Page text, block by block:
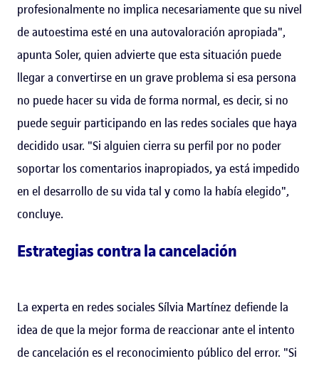
profesionalmente no implica necesariamente que su nivel
de autoestima esté en una autovaloración apropiada",
apunta Soler, quien advierte que esta situación puede
llegar a convertirse en un grave problema si esa persona
no puede hacer su vida de forma normal, es decir, si no
puede seguir participando en las redes sociales que haya
decidido usar. "Si alguien cierra su perfil por no poder
soportar los comentarios inapropiados, ya está impedido
en el desarrollo de su vida tal y como la había elegido",
concluye.
Estrategias contra la cancelación
La experta en redes sociales Sílvia Martínez defiende la
idea de que la mejor forma de reaccionar ante el intento
de cancelación es el reconocimiento público del error. "Si